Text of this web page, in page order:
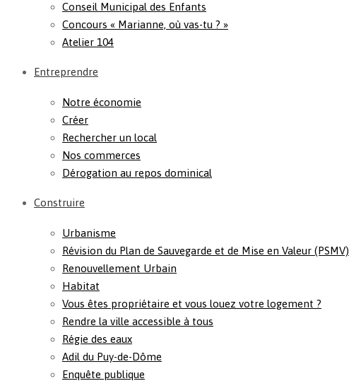
Conseil Municipal des Enfants
Concours « Marianne, où vas-tu ? »
Atelier 104
Entreprendre
Notre économie
Créer
Rechercher un local
Nos commerces
Dérogation au repos dominical
Construire
Urbanisme
Révision du Plan de Sauvegarde et de Mise en Valeur (PSMV)
Renouvellement Urbain
Habitat
Vous êtes propriétaire et vous louez votre logement ?
Rendre la ville accessible à tous
Régie des eaux
Adil du Puy-de-Dôme
Enquête publique